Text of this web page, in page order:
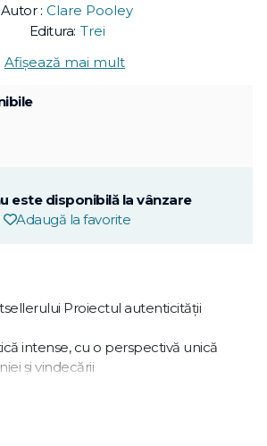
Autor : Clare Pooley
Editura: Trei
Afișează mai mult
este disponibilă la vânzare
Adaugă la favorite
Proiectul autenticității
intense, cu o perspectivă unică
și vindecării
5 minute, Iona Iverson ia trenul ca să